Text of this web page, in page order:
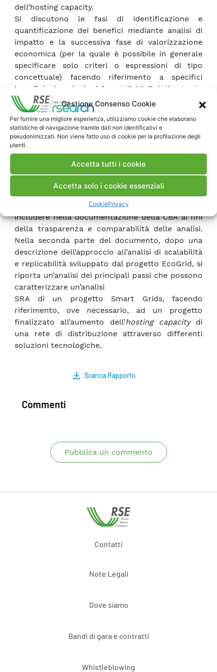
Gestione Consenso Cookie
Per fornire una migliore esperienza, utilizziamo cookie che elaborano
statistiche di navigazione tramite dati non identificativi e
pseudonimizzati. Non viene fatto uso di cookie per la profilazione degli
utenti.
Accetta tutti i cookie
Accetta solo i cookie essenziali
CookiePrivacy
dell’hosting capacity.
Si discutono le fasi di identificazione e
quantificazione dei benefici mediante analisi di
impatto e la successiva fase di valorizzazione
economica (per la quale è possibile in generale
specificare solo criteri o espressioni di tipo
concettuale) facendo riferimento a specifici
benefici e/o soluzioni Smart Grid. Relativamente
ai costi, si evidenziano le principali differenze
rispetto all’analisi finanziaria (esternalità,
correzioni fiscali) e si considera la loro
valutazione nel caso di asset condivisi tra
applicazioni distinte. Si discute infine la rilevanza
e il significato dell’analisi di sensitività (indicando
l’incertezza sul valore delle variabili può tradursi
Si evidenziano alcune informazioni rilevanti da
includere nella documentazione della CBA ai fini
della trasparenza e comparabilità delle analisi.
Nella seconda parte del documento, dopo una
descrizione dell’approccio all’analisi di scalabilità
e replicabilità sviluppato dal progetto EcoGrid, si
riporta un’analisi dei principali passi che possono
caratterizzare un’analisi
SRA di un progetto Smart Grids, facendo
riferimento, ove necessario, ad un progetto
finalizzato all’aumento dell’hosting capacitydi
una rete di distribuzione attraverso differenti
soluzioni tecnologiche.
Scarica Rapporto
Commenti
Pubblica un commento
Contatti
Note Legali
Dove siamo
Bandi di gara e contratti
Whistleblowing